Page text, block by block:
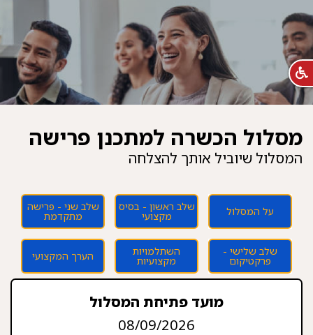
מסלול הכשרה למתכנן פרישה
המסלול שיוביל אותך להצלחה
על המסלול שלב ראשון - בסיס
מקצועי
שלב שני - פרישה
מתקדמת
שלב שלישי -
פרקטיקום
השתלמויות
מקצועיות הערך המקצועי
מועד פתיחת המסלול
08/09/2026